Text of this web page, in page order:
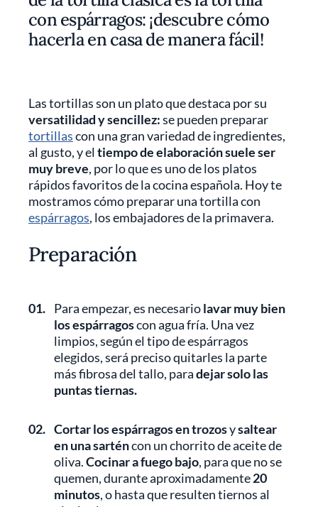
con espárragos: ¡descubre cómo
hacerla en casa de manera fácil!
Las tortillas son un plato que destaca por su
versatilidad y sencillez:se pueden preparar
tortillascon una gran variedad de ingredientes,
al gusto, y el tiempo de elaboración suele ser
muy breve, por lo que es uno de los platos
rápidos favoritos de la cocina española. Hoy te
mostramos cómo preparar una tortilla con
espárragos, los embajadores de la primavera.
Preparación
01. Para empezar, es necesariolavar muy bien
los espárragoscon agua fría. Una vez
limpios, según el tipo de espárragos
elegidos, será preciso quitarles la parte
más fibrosa del tallo, paradejar solo las
puntas tiernas.
02. Cortar los espárragos en trozosysaltear
en una sarténcon un chorrito de aceite de
oliva.Cocinar a fuego bajo, para que no se
quemen, durante aproximadamente20
minutos, o hasta que resulten tiernos al